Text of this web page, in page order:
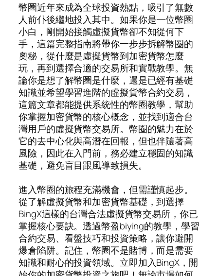
幣圈近年來成為全球投資熱點，吸引了無數
人前仆後繼地投入其中。如果你是一位幣圈
小白，剛開始接觸虛擬貨幣卻不知從何下
手，這篇完整指南將帶你一步步拆解幣圈的
奧秘，從什麼是虛擬貨幣到加密貨幣怎麼
玩，再到選擇合適的交易所和實戰教學。無
論你是想了解幣圈是什麼，還是已經有基礎
知識並希望學習進階的虛擬貨幣合約交易，
這篇文章都能提供系統性的幣圈教學，幫助
你掌握加密貨幣的核心概念，並找到適合台
灣用戶的虛擬貨幣交易所。幣圈的魅力在於
它的去中心化與高潛在回報，但也伴隨著高
風險，因此在入門前，務必建立穩固的知識
基礎，避免盲目跟風導致損失。
進入幣圈的旅程充滿機會，但需謹慎起步。
從了解虛擬貨幣和加密貨幣基礎，到選擇
BingX這樣的台灣合法虛擬貨幣交易所，你已
掌握核心要訣。透過幣盈biying的教學，學習
合約交易、看盤技巧和投資策略，讓你避開
爆倉陷阱。記住，幣圈不是賭博，而是需要
知識和耐心的投資領域。立即加入BingX，開